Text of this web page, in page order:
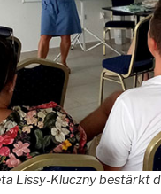
Lissy-Kluczny bestärkt